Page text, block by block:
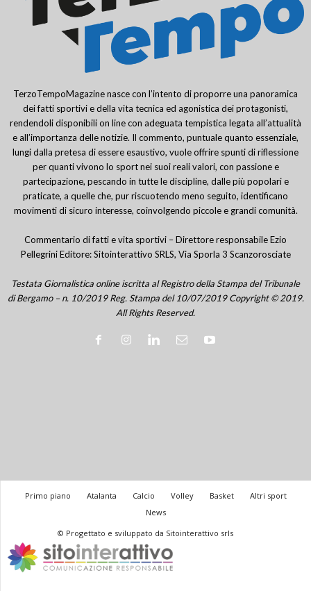
TerzoTempoMagazine nasce con l’intento di proporre una panoramica
dei fatti sportivi e della vita tecnica ed agonistica dei protagonisti,
rendendoli disponibili on line con adeguata tempistica legata all’attualità
e all’importanza delle notizie. Il commento, puntuale quanto essenziale,
lungi dalla pretesa di essere esaustivo, vuole offrire spunti di riflessione
per quanti vivono lo sport nei suoi reali valori, con passione e
partecipazione, pescando in tutte le discipline, dalle più popolari e
praticate, a quelle che, pur riscuotendo meno seguito, identificano
movimenti di sicuro interesse, coinvolgendo piccole e grandi comunità.
Commentario di fatti e vita sportivi – Direttore responsabile Ezio
Pellegrini Editore: Sitointerattivo SRLS, Via Sporla 3 Scanzorosciate
Testata Giornalistica online iscritta al Registro della Stampa del Tribunale
di Bergamo – n. 10/2019 Reg. Stampa del 10/07/2019 Copyright © 2019.
All Rights Reserved.
Primo piano Atalanta Calcio Volley Basket
Altri sport
News
© Progettato e sviluppato da Sitointerattivo srls